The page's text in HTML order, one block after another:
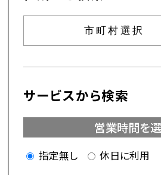
指定無し 休日に利用